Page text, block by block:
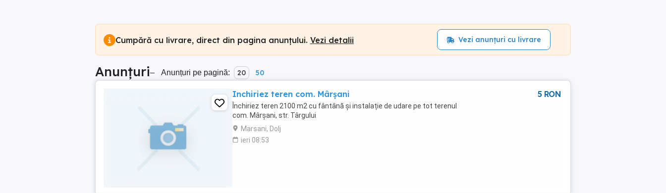
Cumpără cu livrare, direct din pagina anunțului. Vezi detalii Vezi anunțuri cu livrare
Anunțuri– Anunțuri pe pagină: 20 50
Inchiriez teren com. Mârșani
Închiriez teren 2100 m2 cu fântână și instalație de udare pe tot terenul
com. Mârșani, str. Târgului
Marsani, Dolj
ieri 08:53
5 RON